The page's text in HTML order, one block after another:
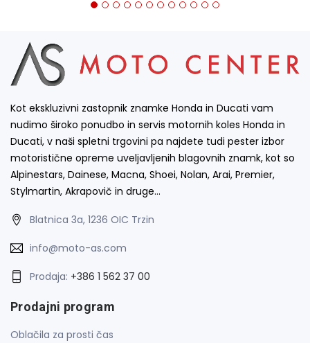
Kot ekskluzivni zastopnik znamke Honda in Ducati vam
nudimo široko ponudbo in servis motornih koles Honda in
Ducati, v naši spletni trgovini pa najdete tudi pester izbor
motoristične opreme uveljavljenih blagovnih znamk, kot so
Alpinestars, Dainese, Macna, Shoei, Nolan, Arai, Premier,
Stylmartin, Akrapovič in druge…
Blatnica 3a, 1236 OIC Trzin
info@moto-as.com
Prodaja: +386 1 562 37 00
Prodajni program
Oblačila za prosti čas